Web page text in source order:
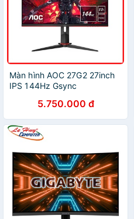
Màn hình AOC 27G2 27inch
IPS 144Hz Gsync
chính hãng5.750.000 đ